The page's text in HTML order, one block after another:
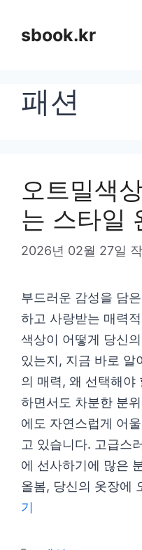
sbook.kr
패션
오트밀색
는 스타일
2026년 02월 27일
부드러운 감성을 담
하고 사랑받는 매력
색상이 어떻게 당신
있는지, 지금 바로 알
의 매력, 왜 선택해야
하면서도 차분한 분
에도 자연스럽게 어
고 있습니다. 고급스
에 선사하기에 많은
올봄, 당신의 옷장에
기